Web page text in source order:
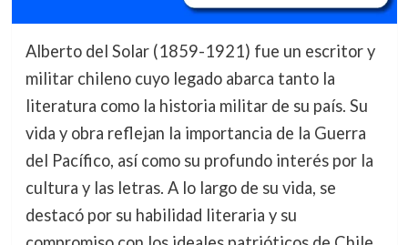
Alberto del Solar (1859-1921) fue un escritor y
militar chileno cuyo legado abarca tanto la
literatura como la historia militar de su país. Su
vida y obra reflejan la importancia de la Guerra
del Pacífico, así como su profundo interés por la
cultura y las letras. A lo largo de su vida, se
destacó por su habilidad literaria y su